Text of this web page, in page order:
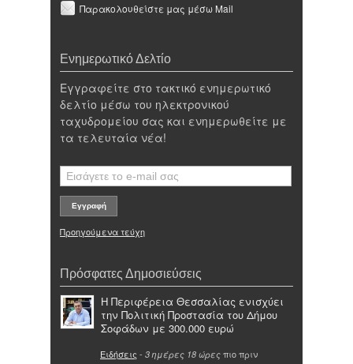
Παρακολουθείστε μας μέσω Mail
Ενημερωτικό Δελτίο
Εγγραφείτε στο τακτικό ενημερωτικό
δελτίο μέσω του ηλεκτρονικού
ταχυδρομείου σας και ενημερωθείτε με
τα τελευταία νέα!
Προηγούμενα τεύχη
Πρόσφατες Δημοσιεύσεις
Η Περιφέρεια Θεσσαλίας ενισχύει
την Πολιτική Προστασία του Δήμου
Σοφάδων με 300.000 ευρώ
Ειδήσεις - 3 ημέρες 18 ώρες πιο πριν